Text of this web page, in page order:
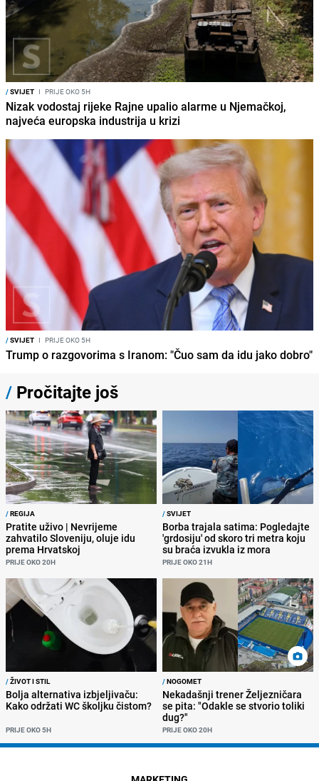
/SVIJET I PRIJE OKO 5H
Nizak vodostaj rijeke Rajne upalio alarme u Njemačkoj,
najveća europska industrija u krizi
/SVIJET I PRIJE OKO 5H
Trump o razgovorima s Iranom: "Čuo sam da idu jako dobro"
/ Pročitajte još
/REGIJA
Pratite uživo | Nevrijeme
zahvatilo Sloveniju, oluje idu
prema Hrvatskoj
PRIJE OKO 20H
/SVIJET
Borba trajala satima: Pogledajte
'grdosiju' od skoro tri metra koju
su braća izvukla iz mora
PRIJE OKO 21H
/ŽIVOT I STIL
Bolja alternativa izbjeljivaču:
Kako održati WC školjku čistom?
PRIJE OKO 5H
/NOGOMET
Nekadašnji trener Željezničara
se pita: "Odakle se stvorio toliki
dug?"
PRIJE OKO 20H